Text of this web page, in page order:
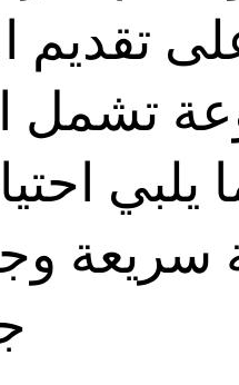
تقديم
تشمل
يلبي
سريعة